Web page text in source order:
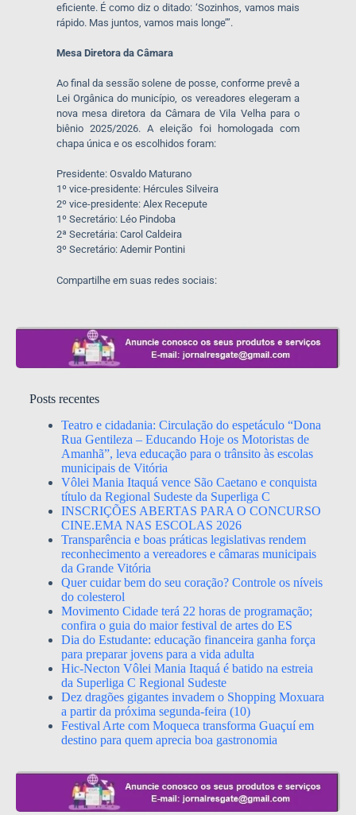
eficiente. É como diz o ditado: ‘Sozinhos, vamos mais
rápido. Mas juntos, vamos mais longe’”.
Mesa Diretora da Câmara
Ao final da sessão solene de posse, conforme prevê a
Lei Orgânica do município, os vereadores elegeram a
nova mesa diretora da Câmara de Vila Velha para o
biênio 2025/2026. A eleição foi homologada com
chapa única e os escolhidos foram:
Presidente: Osvaldo Maturano
1º vice-presidente: Hércules Silveira
2º vice-presidente: Alex Recepute
1º Secretário: Léo Pindoba
2ª Secretária: Carol Caldeira
3º Secretário: Ademir Pontini
Compartilhe em suas redes sociais:
Posts recentes
Teatro e cidadania: Circulação do espetáculo “Dona
Rua Gentileza – Educando Hoje os Motoristas de
Amanhã”, leva educação para o trânsito às escolas
municipais de Vitória
Vôlei Mania Itaquá vence São Caetano e conquista
título da Regional Sudeste da Superliga C
INSCRIÇÕES ABERTAS PARA O CONCURSO
CINE.EMA NAS ESCOLAS 2026
Transparência e boas práticas legislativas rendem
reconhecimento a vereadores e câmaras municipais
da Grande Vitória
Quer cuidar bem do seu coração? Controle os níveis
do colesterol
Movimento Cidade terá 22 horas de programação;
confira o guia do maior festival de artes do ES
Dia do Estudante: educação financeira ganha força
para preparar jovens para a vida adulta
Hic-Necton Vôlei Mania Itaquá é batido na estreia
da Superliga C Regional Sudeste
Dez dragões gigantes invadem o Shopping Moxuara
a partir da próxima segunda-feira (10)
Festival Arte com Moqueca transforma Guaçuí em
destino para quem aprecia boa gastronomia